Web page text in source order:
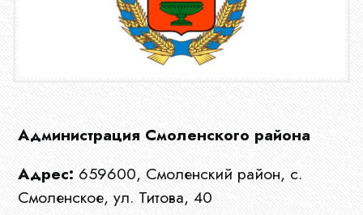
Администрация Смоленского района
Адрес:659600, Смоленский район, с.
Смоленское, ул. Титова, 40